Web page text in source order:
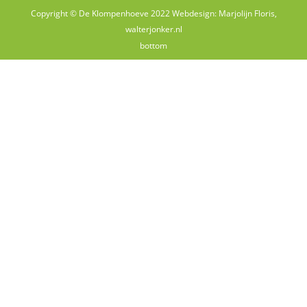
Copyright © De Klompenhoeve 2022 Webdesign: Marjolijn Floris,
walterjonker.nl
bottom